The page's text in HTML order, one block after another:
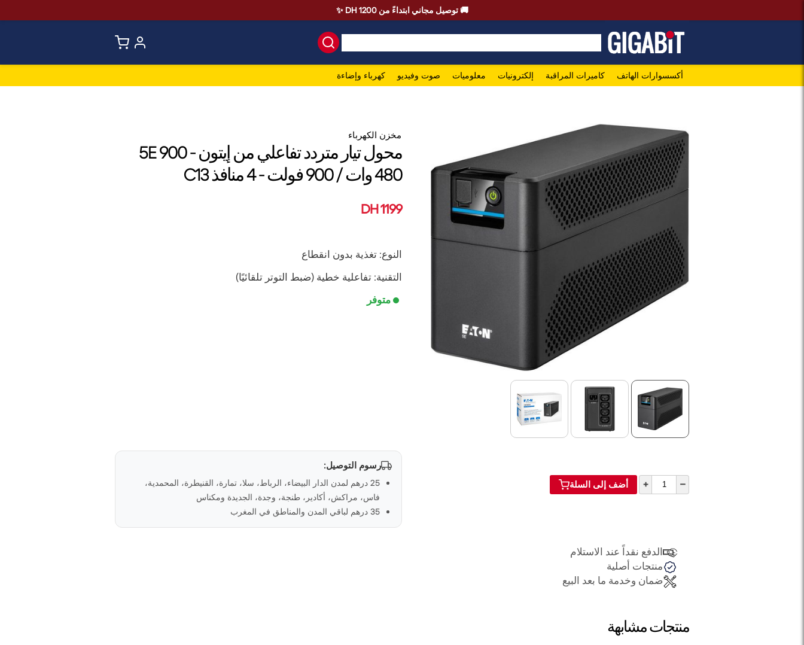
🚚 توصيل مجاني ابتداءً من 1200 DH ✨
أكسسوارات الهاتف كاميرات المراقبة إلكترونيات معلوميات صوت وفيديو كهرباء وإضاءة
مخزن الكهرباء
محول تيار متردد تفاعلي من إيتون 5E 900 -
480 وات / 900 فولت - 4 منافذ C13
1199 DH
النوع: تغذية بدون انقطاع
التقنية: تفاعلية خطية (ضبط التوتر تلقائيًا)
متوفر
–
+ أضف إلى السلة
رسوم التوصيل:
25 درهم لمدن الدار البيضاء، الرباط، سلا، تمارة، القنيطرة، المحمدية،
فاس، مراكش، أكادير، طنجة، وجدة، الجديدة ومكناس
35 درهم لباقي المدن والمناطق في المغرب
الدفع نقداً عند الاستلام
منتجات أصلية
ضمان وخدمة ما بعد البيع
منتجات مشابهة